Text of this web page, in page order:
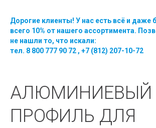
Дорогие клиенты! У нас есть всё и даже
всего 10% от нашего ассортимента.
не нашли то, что искали:
тел. 8 800 777 90 72 , +7 (812) 207-10-72
АЛЮМИНИЕВЫЙ
ПРОФИЛЬ ДЛЯ